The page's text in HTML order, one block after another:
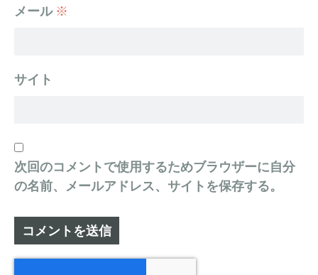
メール ※
サイト
次回のコメントで使用するためブラウザーに自分
の名前、メールアドレス、サイトを保存する。